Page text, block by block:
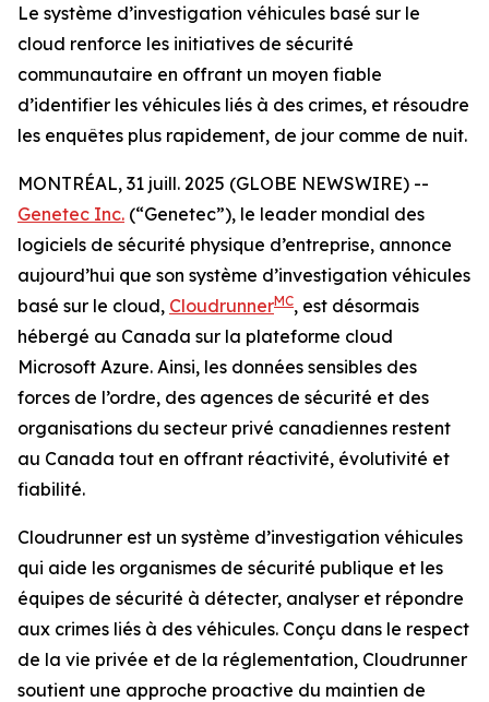
Le système d’investigation véhicules basé sur le
cloud renforce les initiatives de sécurité
communautaire en offrant un moyen fiable
d’identifier les véhicules liés à des crimes, et résoudre
les enquêtes plus rapidement, de jour comme de nuit.
MONTRÉAL, 31 juill. 2025 (GLOBE NEWSWIRE) --
Genetec Inc. (“Genetec”), le leader mondial des
logiciels de sécurité physique d’entreprise, annonce
aujourd’hui que son système d’investigation véhicules
basé sur le cloud, CloudrunnerMC, est désormais
hébergé au Canada sur la plateforme cloud
Microsoft Azure. Ainsi, les données sensibles des
forces de l’ordre, des agences de sécurité et des
organisations du secteur privé canadiennes restent
au Canada tout en offrant réactivité, évolutivité et
fiabilité.
Cloudrunner est un système d’investigation véhicules
qui aide les organismes de sécurité publique et les
équipes de sécurité à détecter, analyser et répondre
aux crimes liés à des véhicules. Conçu dans le respect
de la vie privée et de la réglementation, Cloudrunner
soutient une approche proactive du maintien de